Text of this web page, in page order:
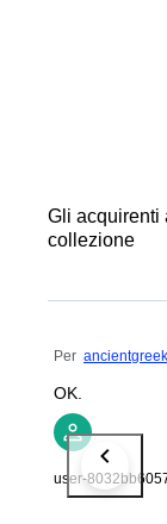
Gli acquirenti
collezione
Per
OK.
user-